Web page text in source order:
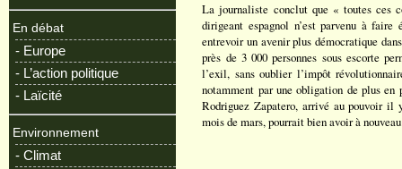
En débat
- Europe
- L’action politique
- Laïcité
Environnement
- Climat
La journaliste conclut que « toutes ces
dirigeant espagnol n’est parvenu à
entrevoir un avenir plus démocratique
près de 3 000 personnes sous escorte
l’exil, sans oublier l’impôt
notamment par une obligation de plus en
Rodriguez Zapatero, arrivé au pouvoir il
mois de mars, pourrait bien avoir à